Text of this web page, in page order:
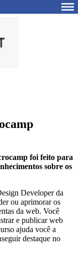
foi feito para
sobre os
Developer da
ou aprimorar os
da web. Você
e publicar web
ajuda você a
destaque no